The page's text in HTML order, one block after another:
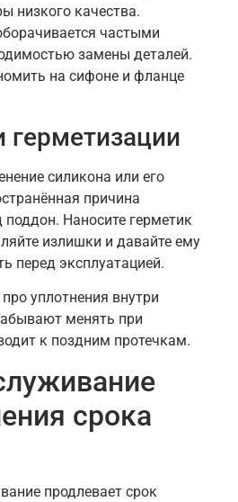
низкого качества.
частыми
замены деталей.
на сифоне и фланце
силикона или его
причина
Наносите герметик
излишки и давайте ему
перед эксплуатацией.
уплотнения внутри
менять при
к поздним протечкам.
срока
продлевает срок